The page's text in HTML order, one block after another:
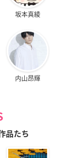
坂本真綾
内山昂輝
品たち